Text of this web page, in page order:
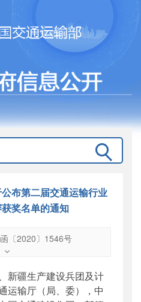
布第二届交通运输行业
奖名单的通知
〔2020〕1546号
〔2020〕1546号
19日
;公益广告;获奖名单
新疆生产建设兵团及计
运输厅（局、委），中